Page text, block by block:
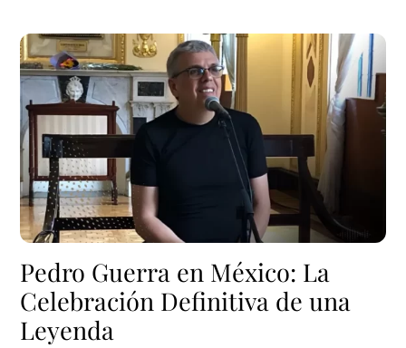
Pedro Guerra en México: La
Celebración Definitiva de una
Leyenda